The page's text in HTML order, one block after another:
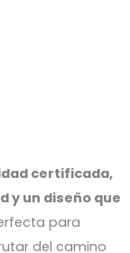
certificada,
y un diseño que
para
del camino